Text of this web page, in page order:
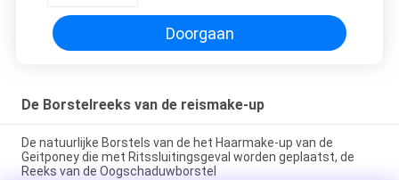
Doorgaan
De Borstelreeks van de reismake-up
De natuurlijke Borstels van de het Haarmake-up van de
Geitponey die met Ritssluitingsgeval worden geplaatst, de
Reeks van de Oogschaduwborstel